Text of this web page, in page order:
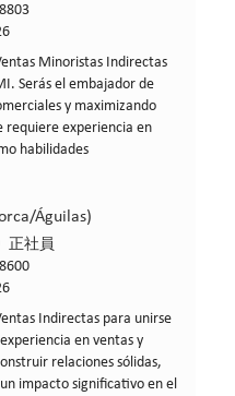
Minoristas Indirectas
Serás el embajador de
y maximizando
requiere experiencia en
habilidades
Águilas)
正社員
Indirectas para unirse
en ventas y
relaciones sólidas,
impacto significativo en el